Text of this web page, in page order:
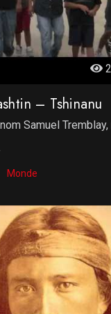
– Tshinanu
Samuel
Monde